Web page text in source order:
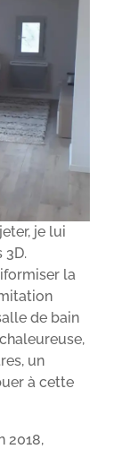
je lui
3D.
la
de bain
un
à cette
2018,